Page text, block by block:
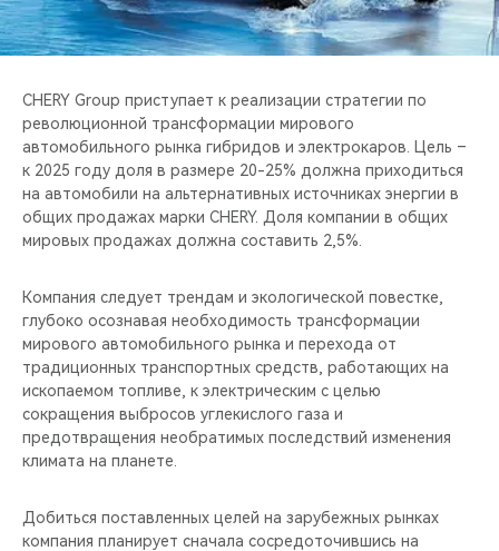
CHERY И СПОРТ
НАШИ МЕРОПРИЯТИЯ
ВИДЕООБЗОРЫ
CHERY ДЛЯ ДЕТЕЙ
CHERY Group приступает к реализации стратегии по
революционной трансформации мирового
автомобильного рынка гибридов и электрокаров. Цель –
к 2025 году доля в размере 20-25% должна приходиться
на автомобили на альтернативных источниках энергии в
общих продажах марки CHERY. Доля компании в общих
мировых продажах должна составить 2,5%.
Компания следует трендам и экологической повестке,
глубоко осознавая необходимость трансформации
мирового автомобильного рынка и перехода от
традиционных транспортных средств, работающих на
ископаемом топливе, к электрическим с целью
сокращения выбросов углекислого газа и
предотвращения необратимых последствий изменения
климата на планете.
Добиться поставленных целей на зарубежных рынках
компания планирует сначала сосредоточившись на